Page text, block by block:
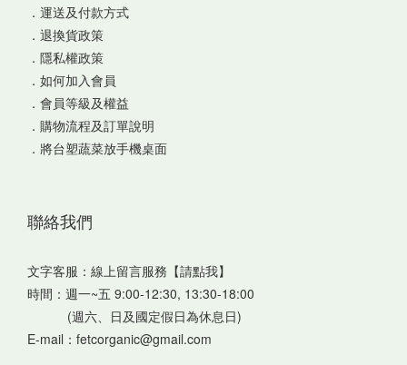
． 運送及付款方式
． 退換貨政策
． 隱私權政策
． 如何加入會員
． 會員等級及權益
． 購物流程及訂單說明
． 將台塑蔬菜放手機桌面
聯絡我們
文字客服： 線上留言服務【請點我】
時間：週一~五 9:00-12:30, 13:30-18:00
(週六、日及國定假日為休息日)
E-mail：fetcorganic@gmail.com